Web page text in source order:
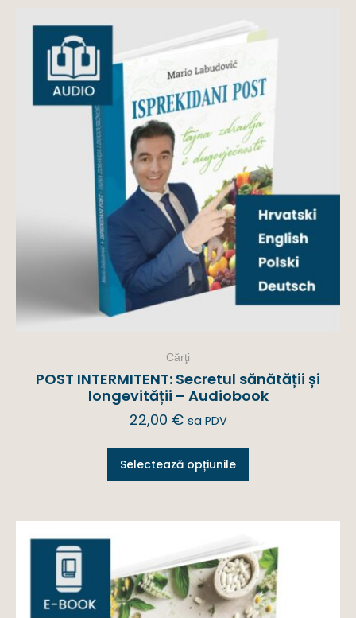
Cărţi
POST INTERMITENT: Secretul sănătății și
longevității – Audiobook
22,00 € sa PDV
Selectează opțiunile